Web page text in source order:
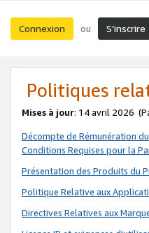
Connexion ou S’inscrire
Politiques
Mises à jour: 14 avril 2026
Décompte de Rémunération
Conditions Requises pour la
Présentation des Produits du
Politique Relative aux
Directives Relatives aux